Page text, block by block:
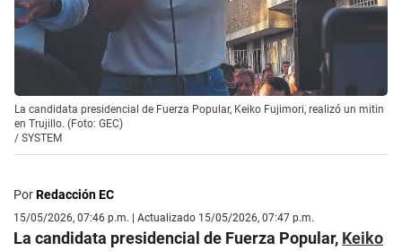
La candidata presidencial de Fuerza Popular, Keiko Fujimori, realizó un mitin
en Trujillo. (Foto: GEC)
/ SYSTEM
PorRedacción EC
15/05/2026, 07:46 p.m. | Actualizado 15/05/2026, 07:47 p.m.
La candidata presidencial de Fuerza Popular, Keiko